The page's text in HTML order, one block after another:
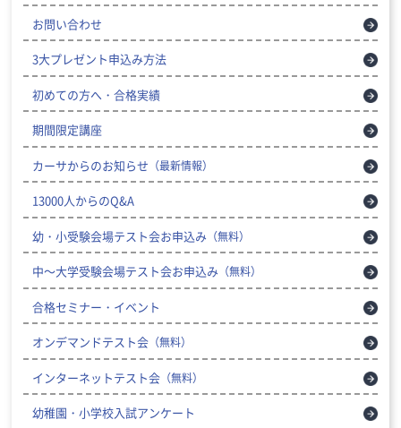
お問い合わせ
3大プレゼント申込み方法
初めての方へ・合格実績
期間限定講座
カーサからのお知らせ （最新情報）
13000人からのQ&A
幼・小受験会場テスト会お申込み （無料）
中～大学受験会場テスト会お申込み （無料）
合格セミナー・イベント
オンデマンドテスト会 （無料）
インターネットテスト会 （無料）
幼稚園・小学校入試アンケート